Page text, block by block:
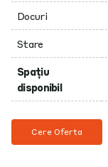
Docuri
Stare
Spațiu
disponibil
Cere Oferta